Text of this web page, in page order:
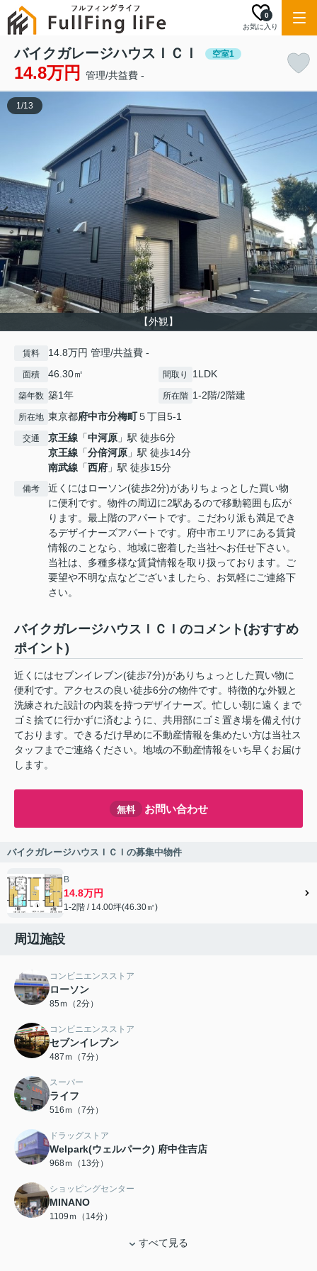
お気に入り
0
バイクガレージハウスＩＣＩ 空室1
14.8万円 管理/共益費 -
【外観】
1/13
賃料 14.8万円 管理/共益費 -
面積 46.30㎡ 間取り 1LDK
築年数 築1年 所在階 1-2階/2階建
所在地 東京都府中市分梅町５丁目5‐1
交通 京王線 「中河原 」駅 徒歩6分
京王線 「分倍河原 」駅 徒歩14分
南武線 「西府 」駅 徒歩15分
備考
近くにはローソン(徒歩2分)がありちょっとした買い物
に便利です。物件の周辺に2駅あるので移動範囲も広が
ります。最上階のアパートです。こだわり派も満足でき
るデザイナーズアパートです。府中市エリアにある賃貸
情報のことなら、地域に密着した当社へお任せ下さい。
当社は、多種多様な賃貸情報を取り扱っております。ご
要望や不明な点などございましたら、お気軽にご連絡下
さい。
バイクガレージハウスＩＣＩのコメント(おすすめ
ポイント)
近くにはセブンイレブン(徒歩7分)がありちょっとした買い物に
便利です。アクセスの良い徒歩6分の物件です。特徴的な外観と
洗練された設計の内装を持つデザイナーズ。忙しい朝に遠くまで
ゴミ捨てに行かずに済むように、共用部にゴミ置き場を備え付け
ております。できるだけ早めに不動産情報を集めたい方は当社ス
タッフまでご連絡ください。地域の不動産情報をいち早くお届け
します。
無料 お問い合わせ
バイクガレージハウスＩＣＩの募集中物件
B
14.8万円
1-2階 / 14.00坪(46.30㎡)
周辺施設
コンビニエンスストア
ローソン
85ｍ（2分）
コンビニエンスストア
セブンイレブン
487ｍ（7分）
スーパー
ライフ
516ｍ（7分）
ドラッグストア
Welpark(ウェルパーク) 府中住吉店
968ｍ（13分）
ショッピングセンター
MINANO
1109ｍ（14分）
すべて見る